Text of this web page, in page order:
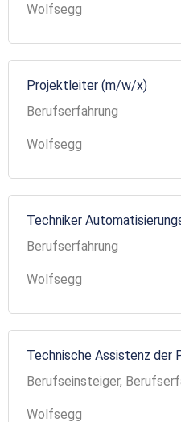
Wolfsegg
Projektleiter (m/w/x)
Berufserfahrung
Wolfsegg
Techniker
Berufserfahrung
Wolfsegg
Technische Assistenz
Berufseinsteiger,
Wolfsegg